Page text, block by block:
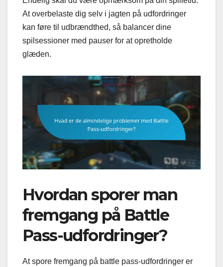
At overbelaste dig selv i jagten på udfordringer
kan føre til udbrændthed, så balancer dine
spilsessioner med pauser for at opretholde
glæden.
Hvordan sporer man
fremgang på Battle
Pass-udfordringer?
At spore fremgang på battle pass-udfordringer er